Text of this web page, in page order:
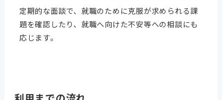
定期的な面談で、就職のために克服が求められる課
題を確認したり、就職へ向けた不安等への相談にも
応じます。